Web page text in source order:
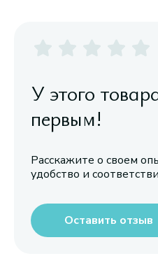
У этого
первым!
Расскажите о своем
удобство и
Оставить отзыв